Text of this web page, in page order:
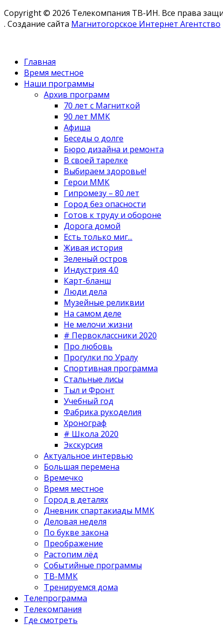
Copyright © 2026 Телекомпания ТВ-ИН. Все права
. Создание сайта Магнитогорское Интернет Агентство
Главная
Время местное
Наши программы
Архив программ
70 лет с Магниткой
90 лет ММК
Афиша
Беседы о долге
Бюро дизайна и ремонта
В своей тарелке
Выбираем здоровье!
Герои ММК
Гипромезу – 80 лет
Город без опасности
Готов к труду и обороне
Дорога домой
Есть только миг...
Живая история
Зеленый остров
Индустрия 4.0
Карт-бланш
Люди дела
Музейные реликвии
На самом деле
Не мелочи жизни
# Первоклассники 2020
Про любовь
Прогулки по Уралу
Спортивная программа
Стальные лисы
Тыл и Фронт
Учебный год
Фабрика рукоделия
Хронограф
# Школа 2020
Экскурсия
Актуальное интервью
Большая перемена
Времечко
Время местное
Город в деталях
Дневник спартакиады ММК
Деловая неделя
По букве закона
Преображение
Растопим лёд
Событийные программы
ТВ-ММК
Тренируемся дома
Телепрограмма
Телекомпания
Где смотреть